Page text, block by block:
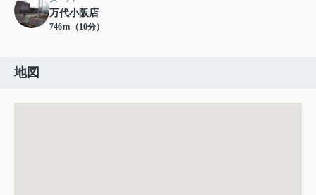
万代小阪店
746ｍ（10分）
地図